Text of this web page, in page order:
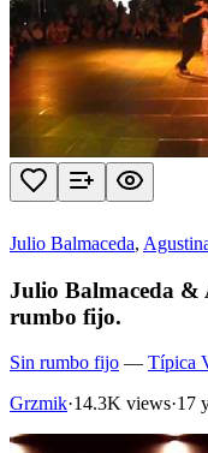
Julio Balmaceda,
Julio Balmaceda &
rumbo fijo.
Sin rumbo fijo — Típica
Grzmik·14.3K views·17